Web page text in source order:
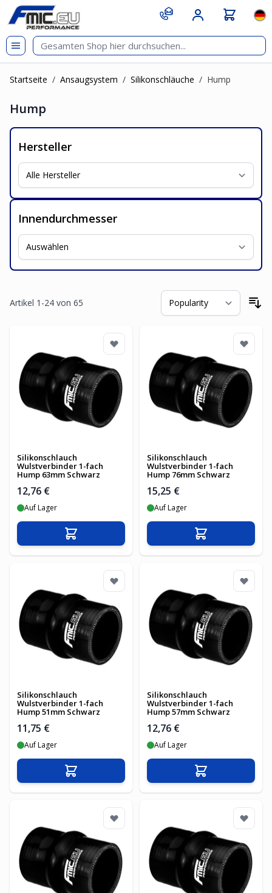
Zum Inhalt springen
git s
Startseite / Ansaugsystem / Silikonschläuche / Hump
Hump
Hersteller
Innendurchmesser
Artikel 1 -24 von 65
Silikonschlauch
Wulstverbinder 1-fach
Hump 63mm Schwarz
12,76 €
Auf Lager
In den Warenkorb
Silikonschlauch
Wulstverbinder 1-fach
Hump 76mm Schwarz
15,25 €
Auf Lager
In den
Silikonschlauch
Wulstverbinder 1-fach
Hump 51mm Schwarz
11,75 €
Auf Lager
In den Warenkorb
Silikonschlauch
Wulstverbinder 1-fach
Hump 57mm Schwarz
12,76 €
Auf Lager
In den